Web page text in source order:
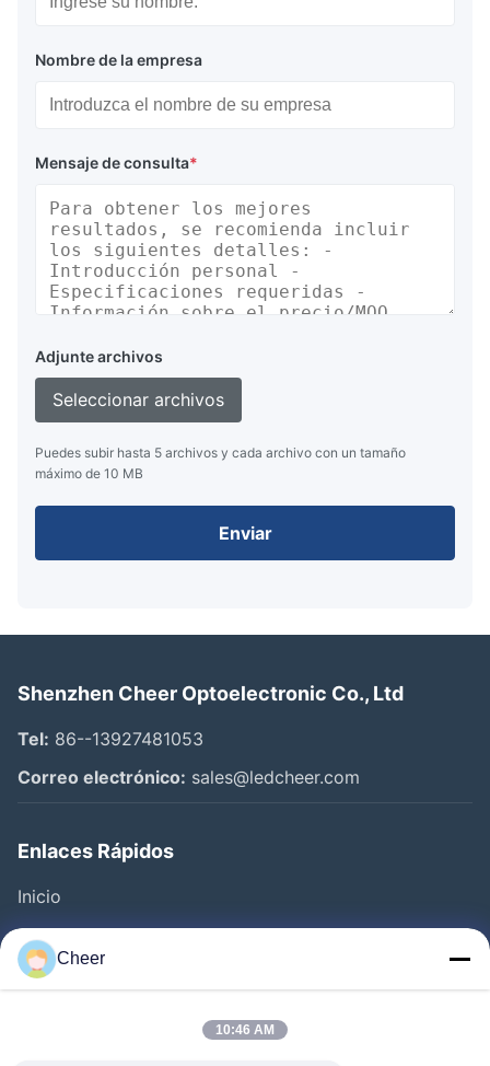
Nombre de la empresa
Mensaje de consulta*
Adjunte archivos
Seleccionar archivos
Puedes subir hasta 5 archivos y cada archivo con un tamaño
máximo de 10 MB
Enviar
Shenzhen Cheer Optoelectronic Co., Ltd
Tel: 86--13927481053
Correo electrónico: sales@ledcheer.com
Enlaces Rápidos
Inicio
Productos
Sobre Nosotros
Cheer
10:46 AM